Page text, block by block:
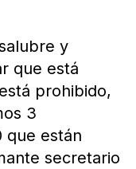
y
que está
prohibido,
3
que están
secretario